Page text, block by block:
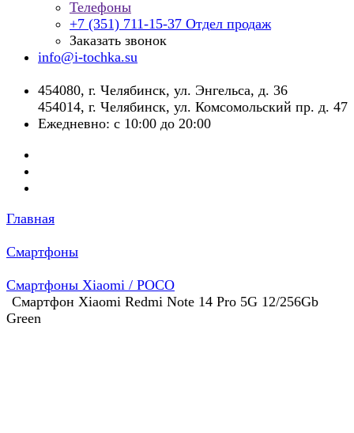
Телефоны
+7 (351) 711-15-37 Отдел продаж
Заказать звонок
info@i-tochka.su
​454080, г. Челябинск, ул. Энгельса, д. 36
454014, г. Челябинск, ул. Комсомольский пр. д. 47
Ежедневно: с 10:00 до 20:00
Главная
Смартфоны
Смартфоны Xiaomi / POCO
Смартфон Xiaomi Redmi Note 14 Pro 5G 12/256Gb
Green